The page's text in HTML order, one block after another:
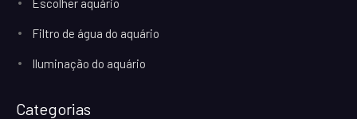
Filtro de água do aquário
Iluminação do aquário
Categorias